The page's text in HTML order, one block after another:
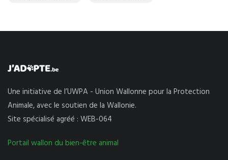
Une initiative de l’UWPA - Union Wallonne pour la Protection
Animale, avec le soutien de la Wallonie.
Site spécialisé agréé : WEB-064
Portail wallon du bien-être animal